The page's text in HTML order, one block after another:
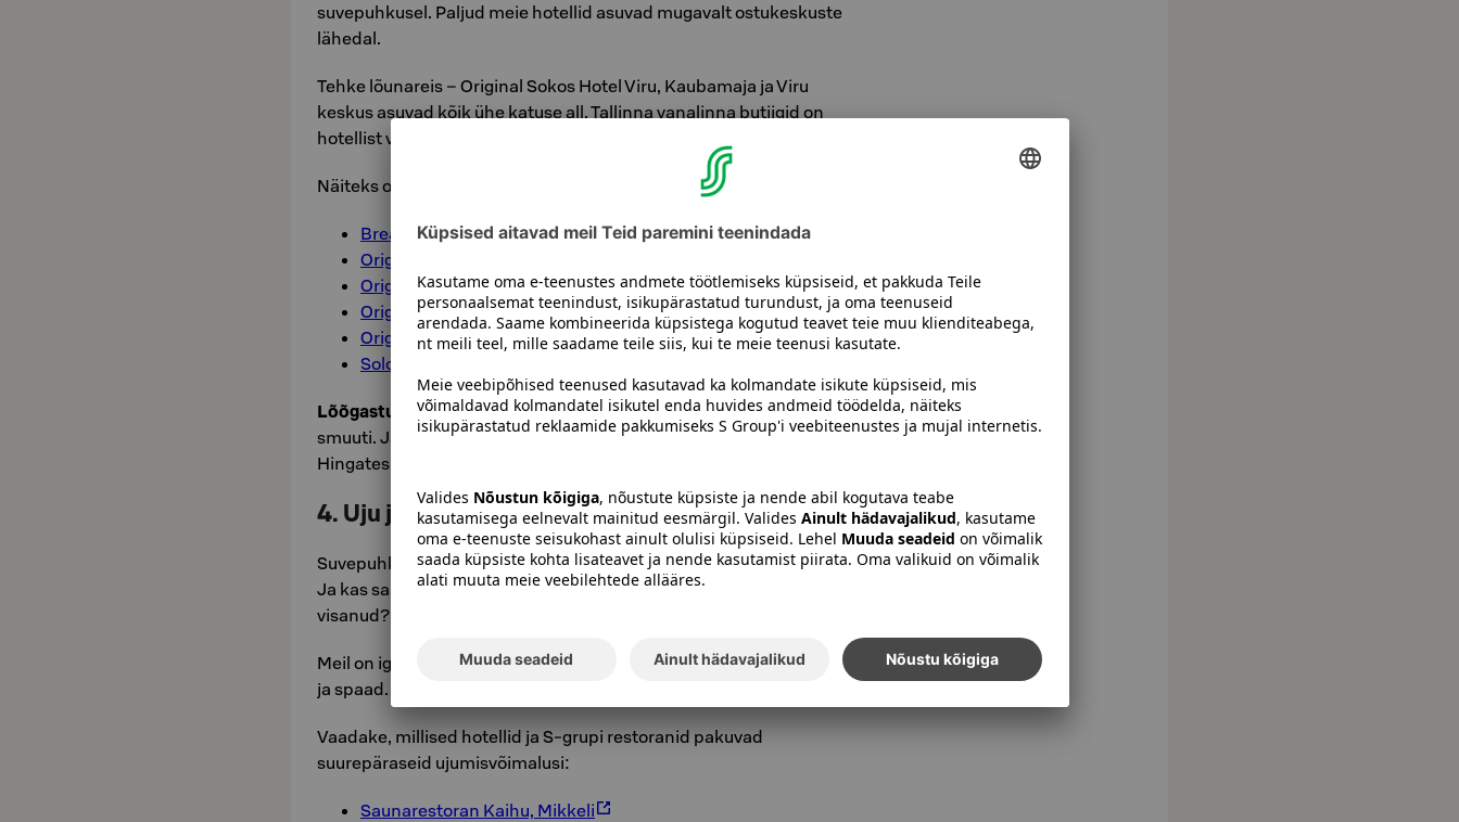
suvepuhkusel. Paljud meie hotellid asuvad mugavalt ostukeskuste
lähedal.
Tehke lõunareis – Original Sokos Hotel Viru, Kaubamaja ja Viru
keskus asuvad kõik ühe katuse all. Tallinna vanalinna butiigid on
hotellist vaid lühikese jalutuskäigu kaugusel.
Näiteks on need hotellid eriti head ostlemiseks:
Break Sokos Hotel Flamingo, Vantaa
Original Sokos Hotel Tripla, Helsingi
Original Sokos Hotel Vaakuna, Vaasa
Original Sokos Hotel Viru, Tallinn
Original Sokos Hotel Wiklund, Turu
Solo Sokos Hotel Lahden Seurahuone, Lahti – Loft House
Lõõgastuge hetkega:Leidke kena kohvik ja tellige jääkohvi või
smuuti. Jälgige oma ümbrust ja kuulake ümberkaudseid helisid.
Hingates vaikselt, värskendate end üllatavalt kiiresti.
4. Uju ja värskenda end vees
Suvepuhkus on täiuslik ainult siis, kui olete piisavalt ujumas käinud.
Ja kas saate isegi puhkuselt tööle naasta, kui pole talvekarva maha
visanud?
Meil on igasuguseid ujumiskohti – looduslikud veekogud, basseinid
ja spaad. Mikkelis saate ujuda täiesti uues saunarestoranis.
Vaadake, millised hotellid ja S-grupi restoranid pakuvad
suurepäraseid ujumisvõimalusi:
Saunarestoran Kaihu, Mikkeli